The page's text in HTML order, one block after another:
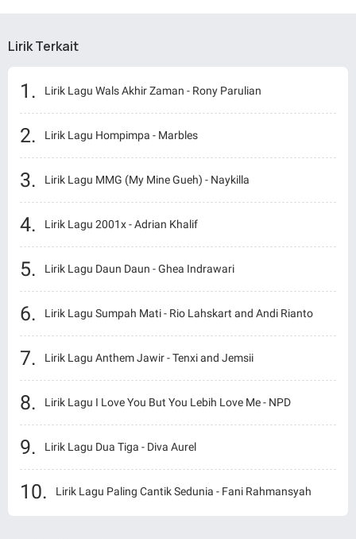
Lirik Terkait
Lirik Lagu Wals Akhir Zaman - Rony Parulian
Lirik Lagu Hompimpa - Marbles
Lirik Lagu MMG (My Mine Gueh) - Naykilla
Lirik Lagu 2001x - Adrian Khalif
Lirik Lagu Daun Daun - Ghea Indrawari
Lirik Lagu Sumpah Mati - Rio Lahskart and Andi Rianto
Lirik Lagu Anthem Jawir - Tenxi and Jemsii
Lirik Lagu I Love You But You Lebih Love Me - NPD
Lirik Lagu Dua Tiga - Diva Aurel
Lirik Lagu Paling Cantik Sedunia - Fani Rahmansyah